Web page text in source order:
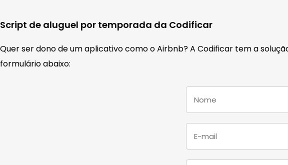
Script de aluguel por temporada da Codificar
Quer ser dono de um aplicativo como o Airbnb? A Codificar tem a
formulário abaixo: